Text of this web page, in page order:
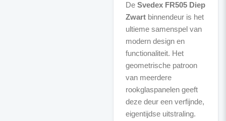
De Svedex FR505 Diep
Zwartbinnendeur is het
ultieme samenspel van
modern design en
functionaliteit. Het
geometrische patroon
van meerdere
rookglaspanelen geeft
deze deur een verfijnde,
eigentijdse uitstraling.